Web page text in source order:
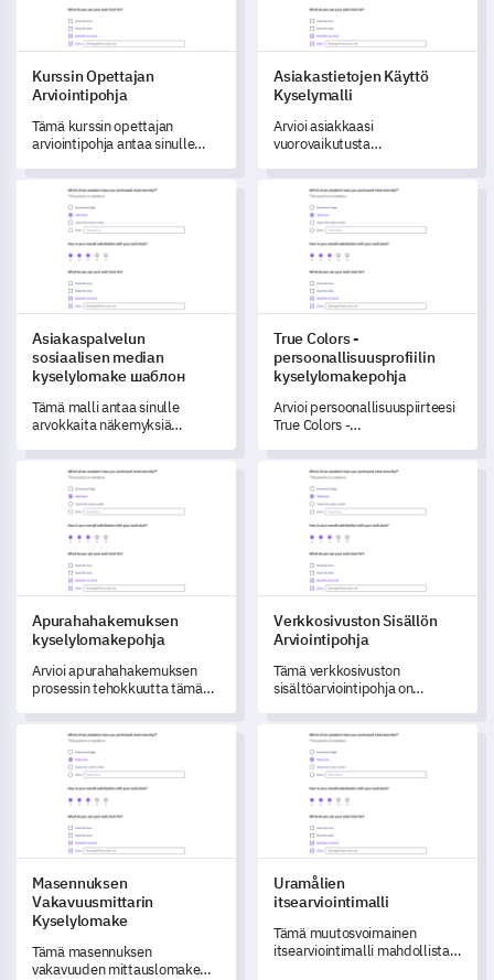
Kurssin Opettajan
Arviointipohja
Tämä kurssin opettajan
arviointipohja antaa sinulle
arvokkaita tietoja opettajasi
tehokkuudesta ja hänen
opetusmenetelmistään.
Asiakastietojen Käyttö
Kyselymalli
Arvioi asiakkaasi
vuorovaikutusta
kyselypohjan avulla.
Asiakaspalvelun sosiaalisen median kyselylomake шаблон
Asiakaspalvelun
sosiaalisen median
kyselylomake шаблон
Tämä malli antaa sinulle
arvokkaita näkemyksiä
asiakaspalvelusi kanssa
sosiaalisen median alustoilla.
True Colors -
True Colors -
persoonallisuusprofiilin
kyselylomakepohja
Arvioi persoonallisuuspiirteesi
True Colors -
avulla.
Apurahahakemuksen kyselylomakepohja
Apurahahakemuksen
kyselylomakepohja
Arvioi apurahahakemuksen
prosessin tehokkuutta tämän
suunniteltu tunnistamaan
pullonkauloja ja mahdollisia
parannuskohteita.
Verkkosivuston Sisällön
Verkkosivuston Sisällön
Arviointipohja
Tämä verkkosivuston
sisältöarviointipohja on
käyttäjävuorovaikutusta ja
sitoutumista järjestelmällisesti
sivustollasi.
Masennuksen Vakavuusmittarin Kyselylomake
Masennuksen
Vakavuusmittarin
Kyselylomake
Tämä masennuksen
vakavuuden mittauslomake
Uramålien itsearviointimalli
Uramålien
itsearviointimalli
Tämä muutosvoimainen
itsearviointimalli mahdollistaa